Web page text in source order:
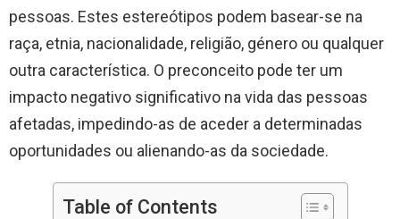
pessoas. Estes estereótipos podem basear-se na
raça, etnia, nacionalidade, religião, género ou qualquer
outra característica. O preconceito pode ter um
impacto negativo significativo na vida das pessoas
afetadas, impedindo-as de aceder a determinadas
oportunidades ou alienando-as da sociedade.
Table of Contents